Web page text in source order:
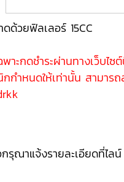
ด้วยฟิลเลอร์ 15CC
พาะกดชำระผ่านทางเว็บไซ
กกำหนดให้เท่านั้น สามาร
รุณาแจ้งรายละเอียดที่ไลน์